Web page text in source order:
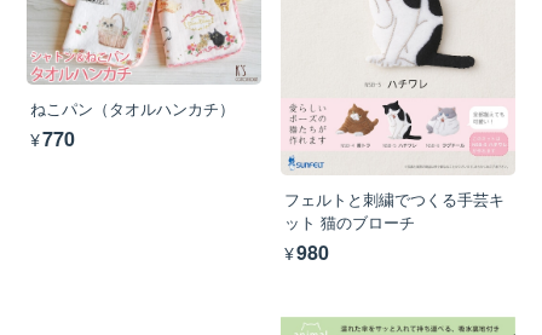
ねこパン（タオルハンカチ）
¥770
フェルトと刺繍でつくる手芸キ
ット 猫のブローチ
¥980